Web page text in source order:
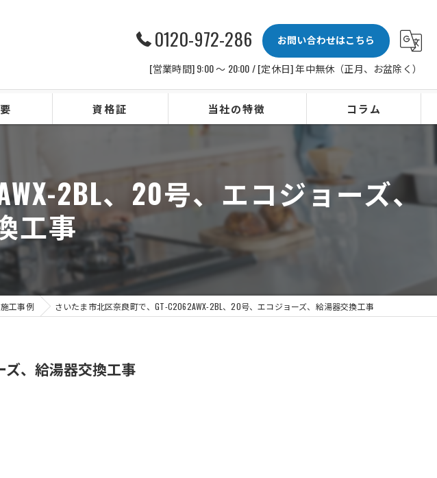
0120-972-286
お問い合わせはこちら
[営業時間] 9:00 〜 20:00 / [定休日] 年中無休（正月、お盆除く）
資格証 当社の特徴
レンジフード
IHクッキングヒーター
ビルトイン食洗機
浴室換気扇
コラム
2BL、20号、エコジョーズ、
工事
施工事例 さいたま市北区奈良町で、GT-C2062AWX-2BL、20号、エコジョーズ、給湯器交換工事
ズ、給湯器交換工事